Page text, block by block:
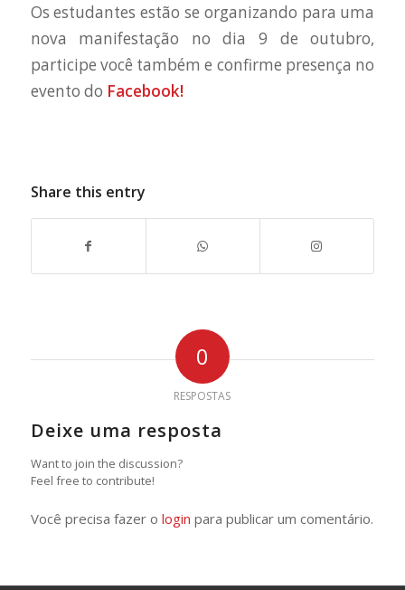
Os estudantes estão se organizando para uma
nova manifestação no dia 9 de outubro,
participe você também e confirme presença no
evento do Facebook!
Share this entry
0
RESPOSTAS
Deixe uma resposta
Want to join the discussion?
Feel free to contribute!
Você precisa fazer o login para publicar um comentário.